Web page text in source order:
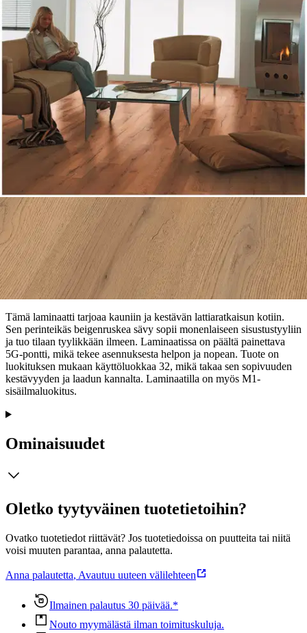
Ilmainen toimitus yli 100 €:n tilauksille
Postin pakettiautomaattiin tai
palvelupisteeseen!
Etu ei koske Suuri‑lisäpalvelulla toimitettavia tuotteita.
Tarkista myymäläsaatavuus
Tuotekuvaus
Tämä laminaatti tarjoaa kauniin ja kestävän lattiaratkaisun kotiin.
Sen perinteikäs beigenruskea sävy sopii monenlaiseen sisustustyyliin
ja tuo tilaan tyylikkään ilmeen. Laminaatissa on päältä painettava
5G-pontti, mikä tekee asennuksesta helpon ja nopean. Tuote on
luokituksen mukaan käyttöluokkaa 32, mikä takaa sen sopivuuden
kestävyyden ja laadun kannalta. Laminaatilla on myös M1-
sisäilmaluokitus.
Ominaisuudet
Oletko tyytyväinen tuotetietoihin?
Ovatko tuotetiedot riittävät? Jos tuotetiedoissa on puutteita tai niitä
voisi muuten parantaa, anna palautetta.
Anna palautetta, Avautuu uuteen välilehteen
Ilmainen palautus 30 päivää.*
Nouto myymälästä ilman toimituskuluja.